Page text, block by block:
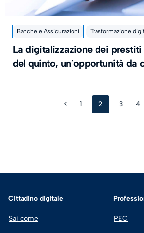
Banche e Assicurazioni Trasformazione
La digitalizzazione dei prestiti
del quinto, un’opportunità da
< 1 2 3 4
Cittadino digitale
Sai come PEC